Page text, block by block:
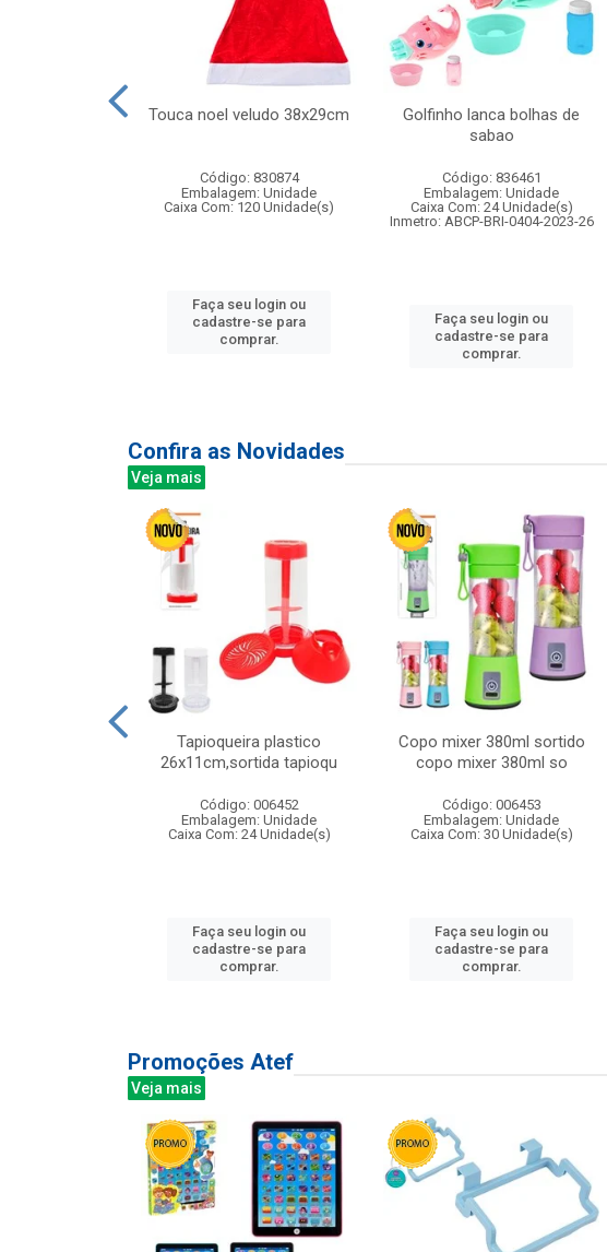
Touca noel veludo 38x29cm
Código: 830874
Embalagem: Unidade
Caixa Com: 120 Unidade(s)
Faça seu login ou
cadastre-se para
comprar.
Golfinho lanca bolhas de
sabao
Código: 836461
Embalagem: Unidade
Caixa Com: 24 Unidade(s)
Inmetro: ABCP-BRI-0404-2023-26
Faça seu login ou
cadastre-se para
comprar.
Confira as Novidades
Veja mais
Tapioqueira plastico
26x11cm,sortida tapioqu
Código: 006452
Embalagem: Unidade
Caixa Com: 24 Unidade(s)
Faça seu login ou
cadastre-se para
comprar.
Copo mixer 380ml sortido
copo mixer 380ml so
Código: 006453
Embalagem: Unidade
Caixa Com: 30 Unidade(s)
Faça seu login ou
cadastre-se para
comprar.
Promoções Atef
Veja mais